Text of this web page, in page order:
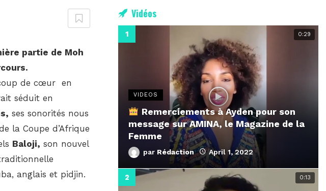
partie de Moh
coup de cœur en
séduit en
ses sonorités nous
la Coupe d’Afrique
Baloji, son nouvel
anglais et pidjin.
Vidéos
0:29
VIDEOS
Remerciements à Ayden pour son
message sur AMINA, le Magazine de la
Femme
par Rédaction April 1, 2022
0:13